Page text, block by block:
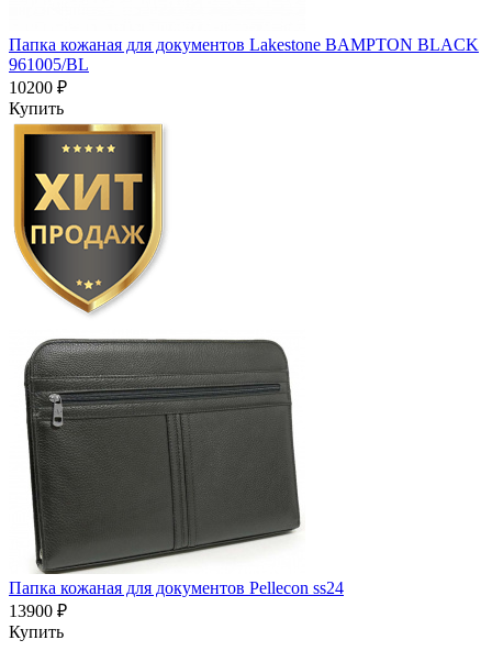
Папка кожаная для документов Lakestone BAMPTON BLACK
961005/BL
10200 ₽
Купить
Папка кожаная для документов Pellecon ss24
13900 ₽
Купить